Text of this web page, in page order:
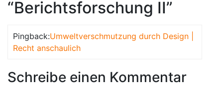
“Berichtsforschung II”
Pingback:Umweltverschmutzung durch Design |
Recht anschaulich
Schreibe einen Kommentar